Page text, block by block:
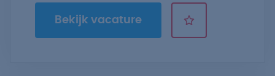
Bekijk vacature